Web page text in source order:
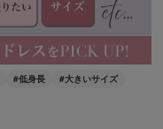
#低身長 #大きいサイズ